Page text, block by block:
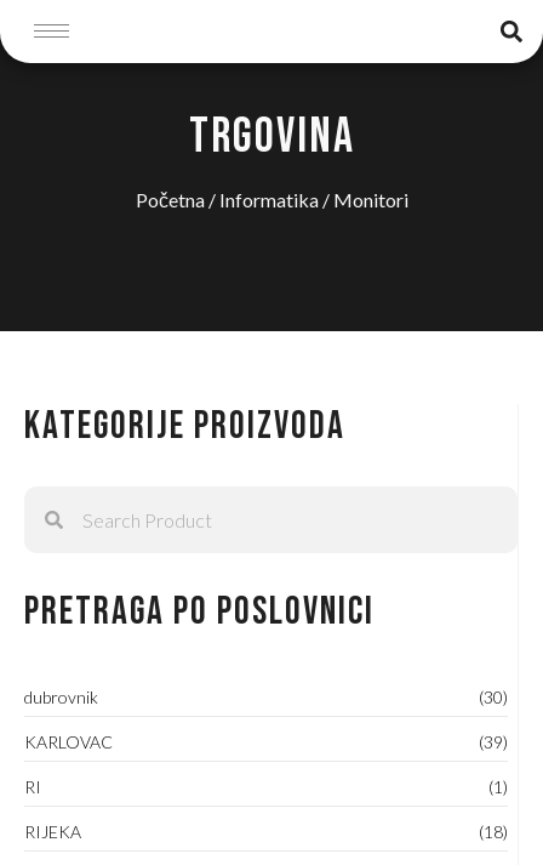
TRGOVINA
Početna/ Informatika/ Monitori
Kategorije proizvoda
Pretraga po poslovnici
dubrovnik (30)
KARLOVAC (39)
RI (1)
RIJEKA (18)